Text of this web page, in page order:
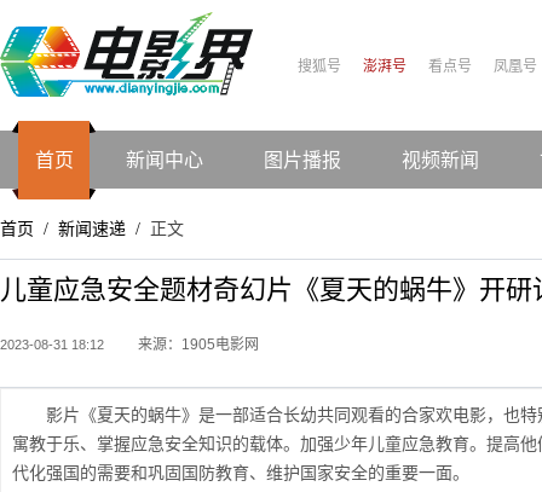
搜狐号 澎湃号 看点号 凤凰号
首页 新闻中心 图片播报 视频新闻
首页 / 新闻速递 / 正文
儿童应急安全题材奇幻片《夏天的蜗牛》开
2023-08-31 18:12 来源：1905电影网
影片《夏天的蜗牛》是一部适合长幼共同观看的合家欢电影，也
寓教于乐、掌握应急安全知识的载体。加强少年儿童应急教育。提高
代化强国的需要和巩固国防教育、维护国家安全的重要一面。